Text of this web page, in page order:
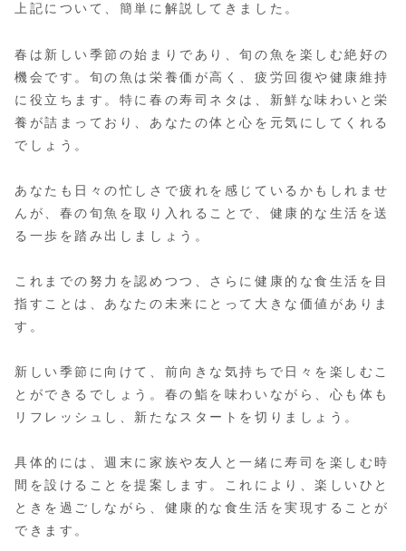
上記について、簡単に解説してきました。
春は新しい季節の始まりであり、旬の魚を楽しむ絶好の
機会です。旬の魚は栄養価が高く、疲労回復や健康維持
に役立ちます。特に春の寿司ネタは、新鮮な味わいと栄
養が詰まっており、あなたの体と心を元気にしてくれる
でしょう。
あなたも日々の忙しさで疲れを感じているかもしれませ
んが、春の旬魚を取り入れることで、健康的な生活を送
る一歩を踏み出しましょう。
これまでの努力を認めつつ、さらに健康的な食生活を目
指すことは、あなたの未来にとって大きな価値がありま
す。
新しい季節に向けて、前向きな気持ちで日々を楽しむこ
とができるでしょう。春の鮨を味わいながら、心も体も
リフレッシュし、新たなスタートを切りましょう。
具体的には、週末に家族や友人と一緒に寿司を楽しむ時
間を設けることを提案します。これにより、楽しいひと
ときを過ごしながら、健康的な食生活を実現することが
できます。